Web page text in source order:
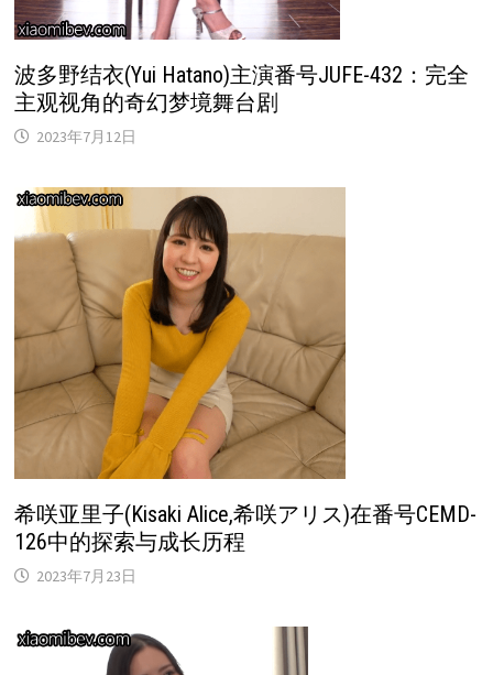
波多野结衣(Yui Hatano)主演番号JUFE-432：完全
主观视角的奇幻梦境舞台剧
2023年7月12日
希咲亚里子(Kisaki Alice,希咲アリス)在番号CEMD-
126中的探索与成长历程
2023年7月23日